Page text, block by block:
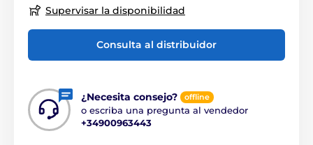
Supervisar la disponibilidad
Consulta al distribuidor
¿Necesita consejo? offline
o escriba una pregunta al vendedor
+34900963443